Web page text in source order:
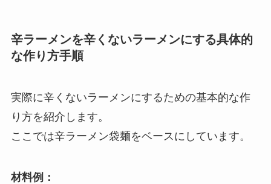
辛ラーメンを辛くないラーメンにする具体的
な作り方手順
実際に辛くないラーメンにするための基本的な作
り方を紹介します。
ここでは辛ラーメン袋麺をベースにしています。
材料例：